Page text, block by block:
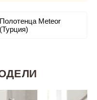
Полотенца Meteor
(Турция)